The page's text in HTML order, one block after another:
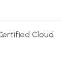
Cloud